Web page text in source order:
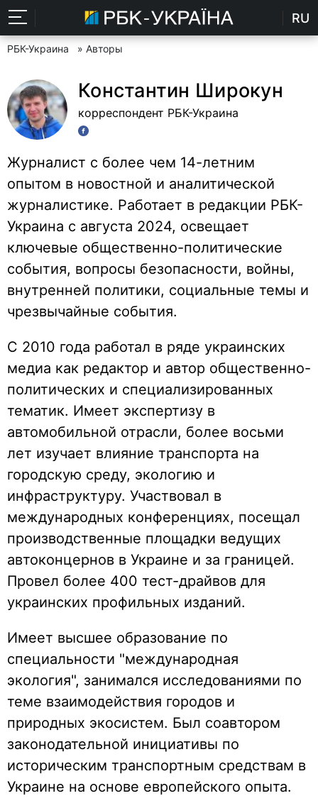
RU
РБК-Украина » Авторы
Константин Широкун
корреспондент РБК-Украина
Журналист с более чем 14-летним
опытом в новостной и аналитической
журналистике. Работает в редакции РБК-
Украина с августа 2024, освещает
ключевые общественно-политические
события, вопросы безопасности, войны,
внутренней политики, социальные темы и
чрезвычайные события.
С 2010 года работал в ряде украинских
медиа как редактор и автор общественно-
политических и специализированных
тематик. Имеет экспертизу в
автомобильной отрасли, более восьми
лет изучает влияние транспорта на
городскую среду, экологию и
инфраструктуру. Участвовал в
международных конференциях, посещал
производственные площадки ведущих
автоконцернов в Украине и за границей.
Провел более 400 тест-драйвов для
украинских профильных изданий.
Имеет высшее образование по
специальности "международная
экология", занимался исследованиями по
теме взаимодействия городов и
природных экосистем. Был соавтором
законодательной инициативы по
историческим транспортным средствам в
Украине на основе европейского опыта.